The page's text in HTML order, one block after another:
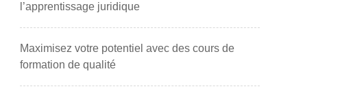
l’apprentissage juridique
Maximisez votre potentiel avec des cours de
formation de qualité